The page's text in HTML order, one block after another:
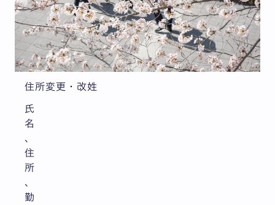
住所変更・改姓
氏
名
、
住
所
、
勤